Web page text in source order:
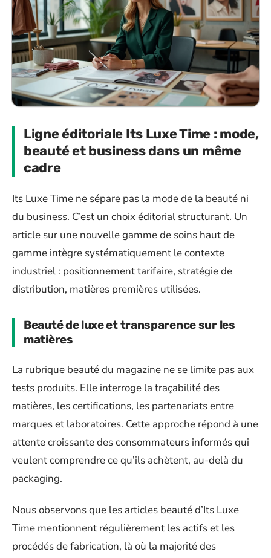
Ligne éditoriale Its Luxe Time : mode,
beauté et business dans un même
cadre
Its Luxe Time ne sépare pas la mode de la beauté ni
du business. C’est un choix éditorial structurant. Un
article sur une nouvelle gamme de soins haut de
gamme intègre systématiquement le contexte
industriel : positionnement tarifaire, stratégie de
distribution, matières premières utilisées.
Beauté de luxe et transparence sur les
matières
La rubrique beauté du magazine ne se limite pas aux
tests produits. Elle interroge la traçabilité des
matières, les certifications, les partenariats entre
marques et laboratoires. Cette approche répond à une
attente croissante des consommateurs informés qui
veulent comprendre ce qu’ils achètent, au-delà du
packaging.
Nous observons que les articles beauté d’Its Luxe
Time mentionnent régulièrement les actifs et les
procédés de fabrication, là où la majorité des